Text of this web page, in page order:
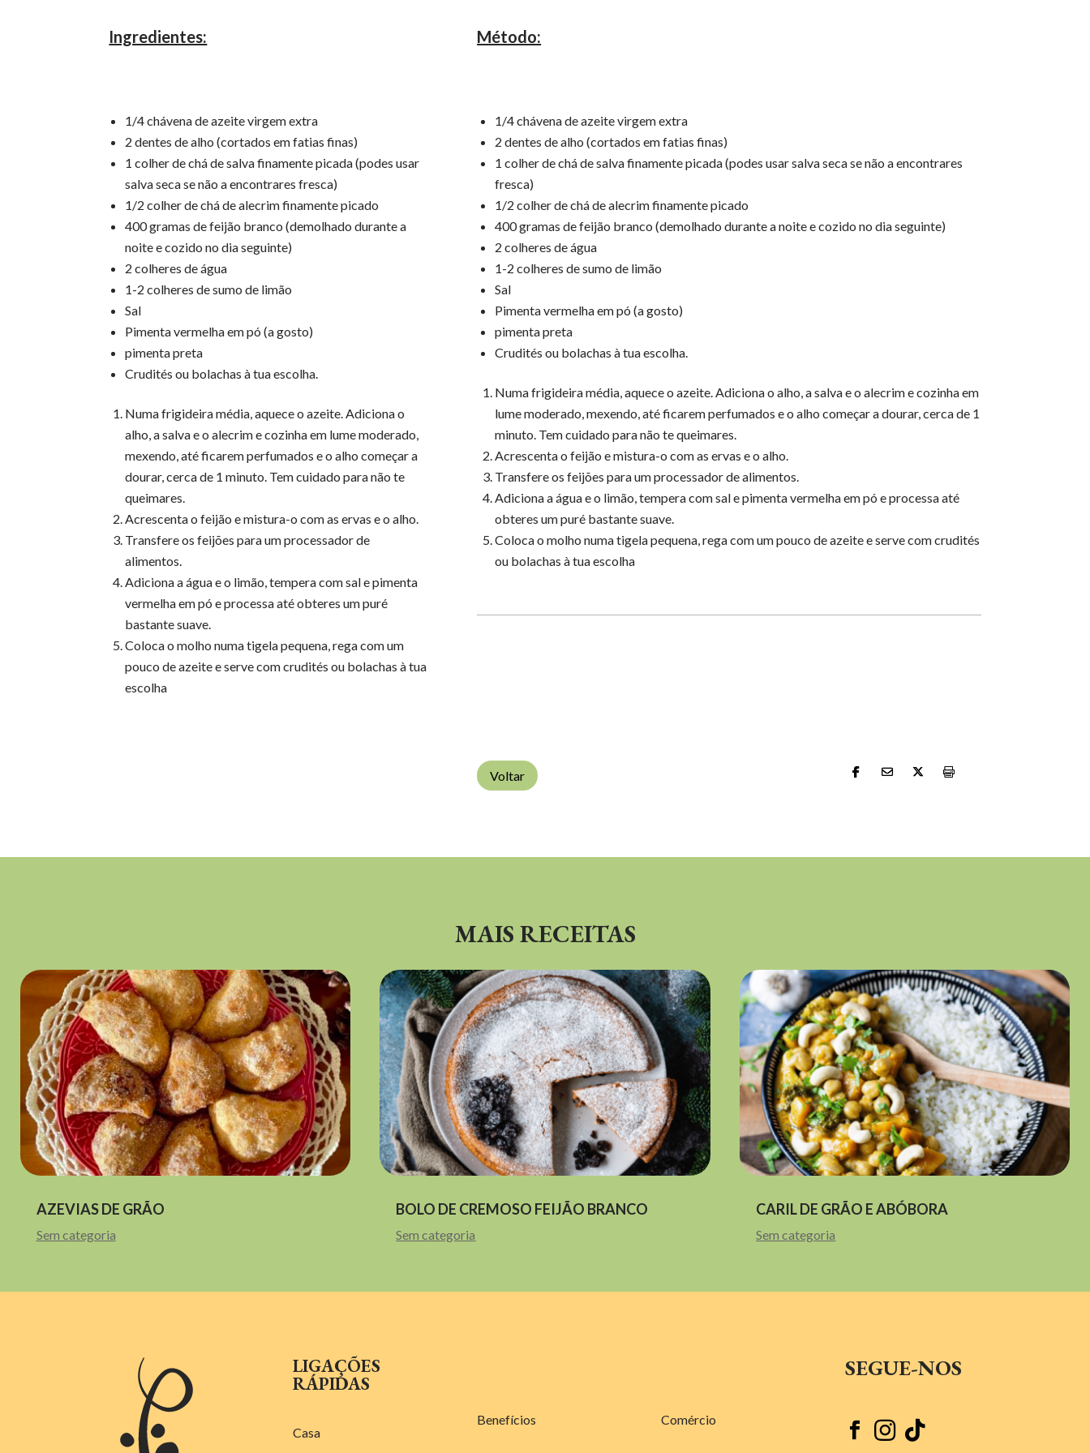
Ingredientes:
1/4 chávena de azeite virgem extra
2 dentes de alho (cortados em fatias finas)
1 colher de chá de salva finamente picada (podes usar
salva seca se não a encontrares fresca)
1/2 colher de chá de alecrim finamente picado
400 gramas de feijão branco (demolhado durante a
noite e cozido no dia seguinte)
2 colheres de água
1-2 colheres de sumo de limão
Sal
Pimenta vermelha em pó (a gosto)
pimenta preta
Crudités ou bolachas à tua escolha.
Numa frigideira média, aquece o azeite. Adiciona o
alho, a salva e o alecrim e cozinha em lume moderado,
mexendo, até ficarem perfumados e o alho começar a
dourar, cerca de 1 minuto. Tem cuidado para não te
queimares.
Acrescenta o feijão e mistura-o com as ervas e o alho.
Transfere os feijões para um processador de
alimentos.
Adiciona a água e o limão, tempera com sal e pimenta
vermelha em pó e processa até obteres um puré
bastante suave.
Coloca o molho numa tigela pequena, rega com um
pouco de azeite e serve com crudités ou bolachas à tua
escolha
Método:
1/4 chávena de azeite virgem extra
2 dentes de alho (cortados em fatias finas)
1 colher de chá de salva finamente picada (podes usar salva seca se não a encontrares
fresca)
1/2 colher de chá de alecrim finamente picado
400 gramas de feijão branco (demolhado durante a noite e cozido no dia seguinte)
2 colheres de água
1-2 colheres de sumo de limão
Sal
Pimenta vermelha em pó (a gosto)
pimenta preta
Crudités ou bolachas à tua escolha.
Numa frigideira média, aquece o azeite. Adiciona o alho, a salva e o alecrim e cozinha em
lume moderado, mexendo, até ficarem perfumados e o alho começar a dourar, cerca de 1
minuto. Tem cuidado para não te queimares.
Acrescenta o feijão e mistura-o com as ervas e o alho.
Transfere os feijões para um processador de alimentos.
Adiciona a água e o limão, tempera com sal e pimenta vermelha em pó e processa até
obteres um puré bastante suave.
Coloca o molho numa tigela pequena, rega com um pouco de azeite e serve com crudités
ou bolachas à tua escolha
Voltar
MAIS RECEITAS
AZEVIAS DE GRÃO
Sem categoria
BOLO DE CREMOSO FEIJÃO BRANCO
Sem categoria
CARIL DE GRÃO E ABÓBORA
Sem categoria
LIGAÇÕES
RÁPIDAS
Casa
Benefícios Comércio
SEGUE-NOS
  